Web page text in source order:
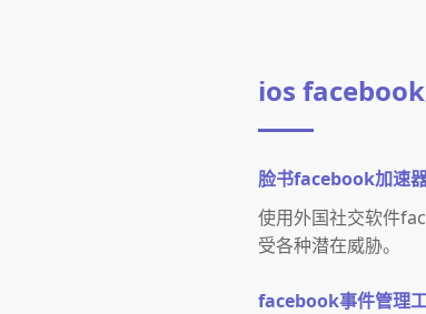
ios
脸书facebook加速
使用外国社交软件
受各种潜在威胁。
facebook事件管理